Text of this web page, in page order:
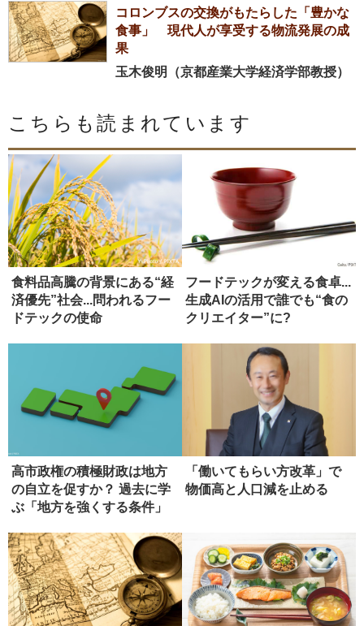
コロンブスの交換がもたらした「豊かな
食事」 現代人が享受する物流発展の成
果
玉木俊明（京都産業大学経済学部教授）
こちらも読まれています
食料品高騰の背景にある“経
済優先”社会...問われるフー
ドテックの使命
フードテックが変える食卓...
生成AIの活用で誰でも“食の
クリエイター”に?
高市政権の積極財政は地方
の自立を促すか？ 過去に学
ぶ「地方を強くする条件」
「働いてもらい方改革」で
物価高と人口減を止める